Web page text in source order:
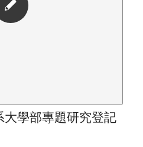
學部專題研究登記